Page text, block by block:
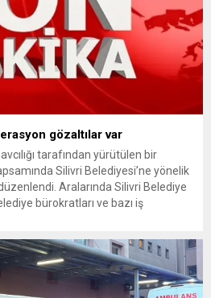
gözaltılar var
tarafından yürütülen bir
Silivri Belediyesi’ne yönelik
Aralarında Silivri Belediye
bürokratları ve bazı iş
devam ediyor. İstanbul’da...